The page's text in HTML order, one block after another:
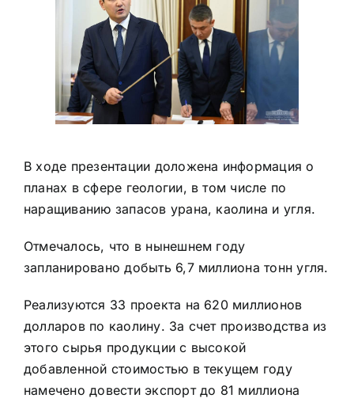
В ходе презентации доложена информация о
планах в сфере геологии, в том числе по
наращиванию запасов урана, каолина и угля.
Отмечалось, что в нынешнем году
запланировано добыть 6,7 миллиона тонн угля.
Реализуются 33 проекта на 620 миллионов
долларов по каолину. За счет производства из
этого сырья продукции с высокой
добавленной стоимостью в текущем году
намечено довести экспорт до 81 миллиона